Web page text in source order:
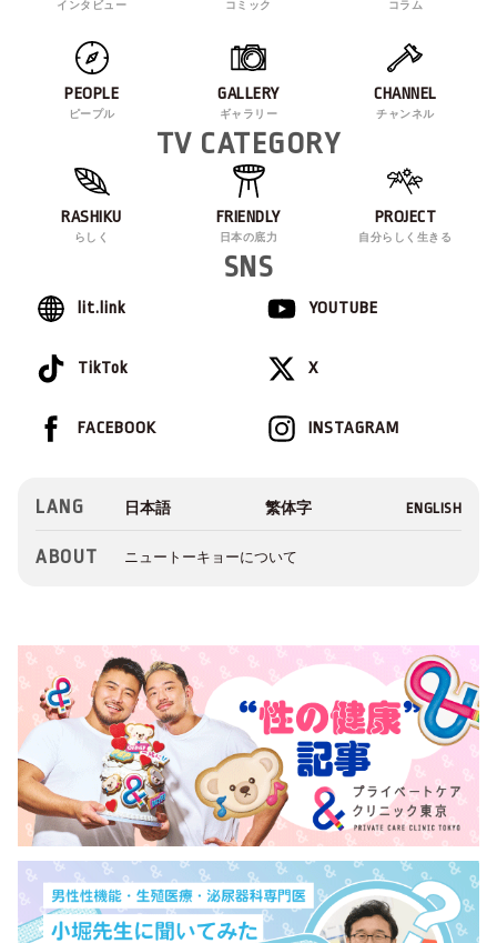
インタビュー コミック コラム
PEOPLE
ピープル
GALLERY
ギャラリー
CHANNEL
チャンネル
TV CATEGORY
RASHIKU
らしく
FRIENDLY
日本の底力
PROJECT
自分らしく生きる
SNS
lit.link YOUTUBE
TikTok X
INSTAGRAM
FACEBOOK
LANG
ABOUT ニュートーキョーについて